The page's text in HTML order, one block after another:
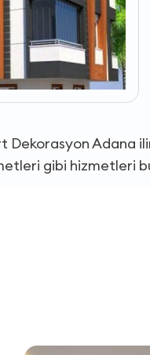
Dekorasyon Adana
gibi hizmetleri